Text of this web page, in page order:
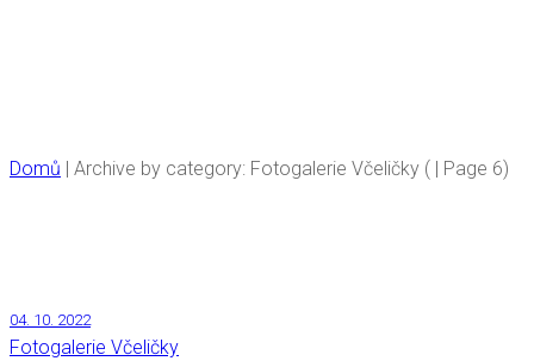
Domů | Archive by category: Fotogalerie Včeličky ( | Page 6)
04. 10. 2022
Fotogalerie Včeličky